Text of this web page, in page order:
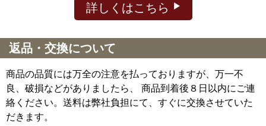
詳しくはこちら
返品・交換について
商品の品質には万全の注意を払っておりますが、万一不
良、破損などがありましたら、 商品到着後８日以内にご連
絡ください。送料は弊社負担にて、すぐに交換させていた
だきます。